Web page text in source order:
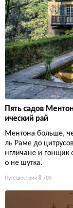
Пять садов
ический рай
Ментона больше,
ль Раме до
нгличане и гонщик
о не шутка.
Путешествия 8 703